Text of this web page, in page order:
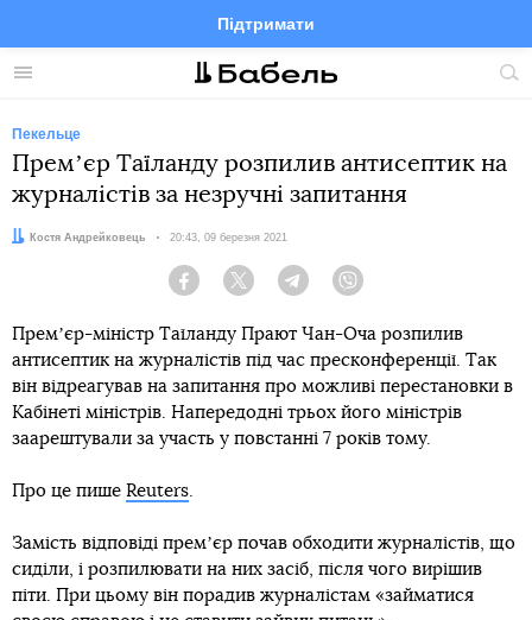
Меню
Підтримати
FacebookTelegramTwitter
Пекельце
Премʼєр Таїланду розпилив антисептик на
журналістів за незручні запитання
Автор:Костя Андрейковець Дата:
20:43, 09 березня 2021
Facebook Twitter Telegram
Премʼєр-міністр Таїланду Прают Чан-Оча розпилив
антисептик на журналістів під час пресконференції. Так
він відреагував на запитання про можливі перестановки в
Кабінеті міністрів. Напередодні трьох його міністрів
заарештували за участь у повстанні 7 років тому.
Про це пише Reuters.
Замість відповіді премʼєр почав обходити журналістів, що
сиділи, і розпилювати на них засіб, після чого вирішив
піти. При цьому він порадив журналістам «займатися